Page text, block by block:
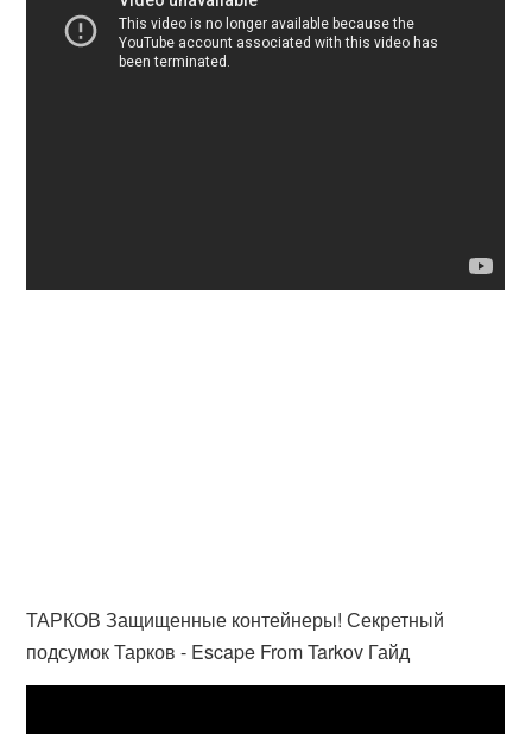
ТАРКОВ Защищенные контейнеры! Секретный
подсумок Тарков - Escape From Tarkov Гайд